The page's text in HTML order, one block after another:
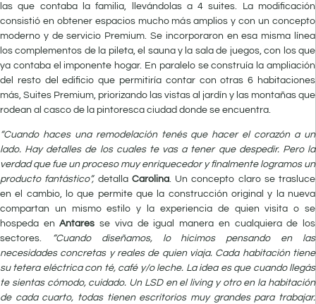
las que contaba la familia, llevándolas a 4 suites. La modificación
consistió en obtener espacios mucho más amplios y con un concepto
moderno y de servicio Premium. Se incorporaron en esa misma línea
los complementos de la pileta, el sauna y la sala de juegos, con los que
ya contaba el imponente hogar. En paralelo se construía la ampliación
del resto del edificio que permitiría contar con otras 6 habitaciones
más, Suites Premium, priorizando las vistas al jardín y las montañas que
rodean al casco de la pintoresca ciudad donde se encuentra.
“Cuando haces una remodelación tenés que hacer el corazón a un
lado. Hay detalles de los cuales te vas a tener que despedir. Pero la
verdad que fue un proceso muy enriquecedor y finalmente logramos un
producto fantástico”, detalla Carolina. Un concepto claro se trasluce
en el cambio, lo que permite que la construcción original y la nueva
compartan un mismo estilo y la experiencia de quien visita o se
hospeda enAntares se viva de igual manera en cualquiera de los
sectores.
“Cuando diseñamos, lo hicimos pensando en las
necesidades concretas y reales de quien viaja. Cada habitación tiene
su tetera eléctrica con té, café y/o leche. La idea es que cuando llegás
te sientas cómodo, cuidado. Un LSD en el living y otro en la habitación
de cada cuarto, todas tienen escritorios muy grandes para trabajar.